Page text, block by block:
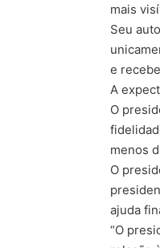
mais
Seu
e
A
O
menos
O
ajuda
“O